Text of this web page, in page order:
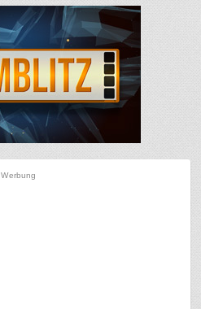
Werbung